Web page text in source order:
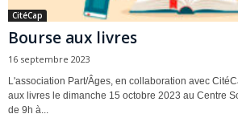
CitéCap
Bourse aux livres
16 septembre 2023
L'association Part/Âges, en collaboration avec
aux livres le dimanche 15 octobre 2023 au Centre
de 9h à...